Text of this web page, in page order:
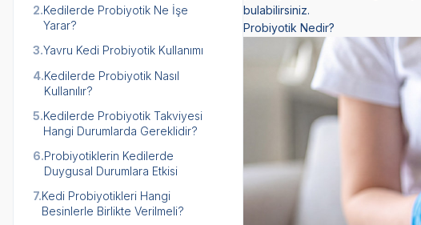
2.Kedilerde Probiyotik Ne İşe
Yarar?
3.Yavru Kedi Probiyotik Kullanımı
4.Kedilerde Probiyotik Nasıl
Kullanılır?
5.Kedilerde Probiyotik Takviyesi
Hangi Durumlarda Gereklidir?
6.Probiyotiklerin Kedilerde
Duygusal Durumlara Etkisi
7.Kedi Probiyotikleri Hangi
Besinlerle Birlikte Verilmeli?
bulabilirsiniz.
Probiyotik Nedir?